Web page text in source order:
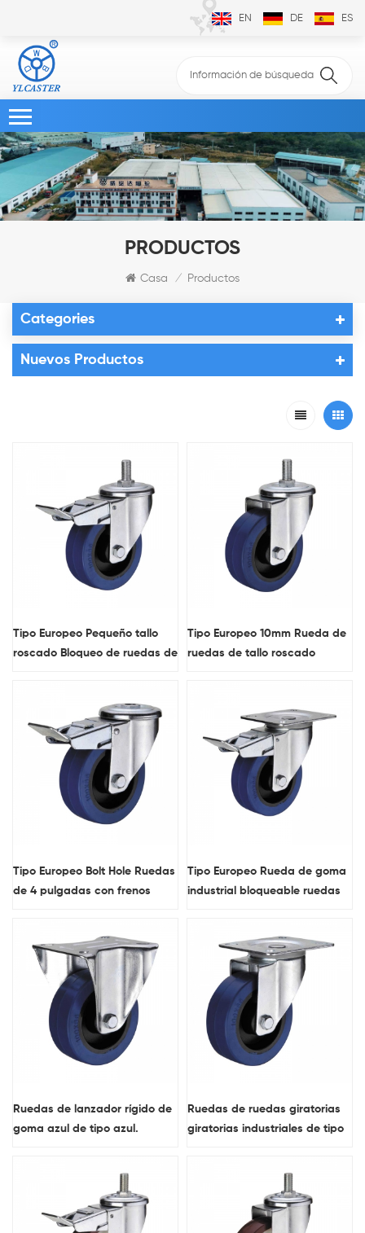
EN DE ES
PRODUCTOS
Casa / Productos
Categories
Nuevos Productos
Tipo Europeo Pequeño tallo
roscado Bloqueo de ruedas de
Tipo Europeo 10mm Rueda de
ruedas de tallo roscado
Tipo Europeo Bolt Hole Ruedas
de 4 pulgadas con frenos
Tipo Europeo Rueda de goma
industrial bloqueable ruedas
Ruedas de lanzador rígido de
goma azul de tipo azul.
Ruedas de ruedas giratorias
giratorias industriales de tipo